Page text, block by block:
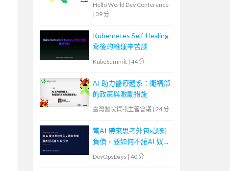
Hello World Dev Conference
| 39 分
Kubernetes Self-Healing
背後的維運辛苦談
KubeSummit | 44 分
AI 助力醫療體系：衛福部
的政策與激勵措施
臺灣醫院資訊主管會議 | 24 分
當AI 帶來思考外包x認知
負債，要如何不讓AI 奴役
DevOpsDays | 40 分